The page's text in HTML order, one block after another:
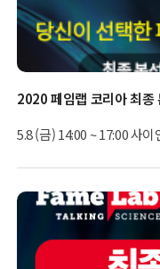
2020 페임랩 코리아 최종
5.8 (금) 14:00 ~ 17:00 사